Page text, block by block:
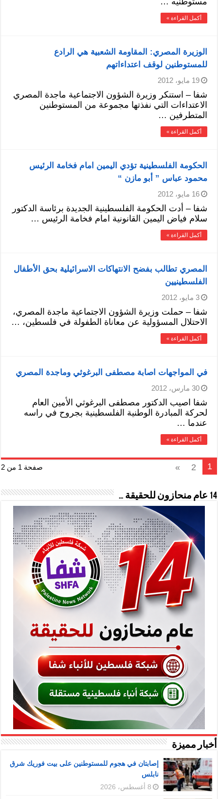
أكمل القراءة »
الوزيرة المصري: المقاومة الشعبية هي الرادع
للمستوطنين لوقف اعتداءاتهم
19 مايو، 2012
شفا – استنكر وزيرة الشؤون الاجتماعية ماجدة المصري
الاعتداءات التي نفذتها مجموعة من المستوطنين
المتطرفين …
أكمل القراءة »
الحكومة الفلسطينية تؤدي اليمين امام فخامة الرئيس
محمود عباس ” أبو مازن “
16 مايو، 2012
شفا – أدت الحكومة الفلسطينية الجديدة برئاسة الدكتور
سلام فياض اليمين القانونية امام فخامة الرئيس …
أكمل القراءة »
المصري تطالب بفضح الانتهاكات الاسرائيلية بحق الأطفال
الفلسطينيين
3 مايو، 2012
شفا – حملت وزيرة الشؤون الاجتماعية ماجدة المصري،
الاحتلال المسؤولية عن معاناة الطفولة في فلسطين، …
أكمل القراءة »
في المواجهات اصابة مصطفى البرغوثي وماجدة المصري
30 مارس، 2012
شفا اصيب الدكتور مصطفى البرغوثي الأمين العام
لحركة المبادرة الوطنية الفلسطينية بجروح في راسه
عندما …
أكمل القراءة »
صفحة 1 من 2 1
2
»
14 عام منحازون للحقيقة …
أخبار مميزة
إصابتان في هجوم للمستوطنين على بيت فوريك شرق
نابلس
8 أغسطس، 2026